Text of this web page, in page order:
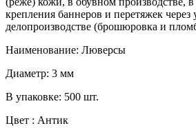
крепления баннеров и перетяжек через
делопроизводстве (брошюровка и
Наименование: Люверсы
Диаметр: 3 мм
В упаковке: 500 шт.
Цвет : Антик